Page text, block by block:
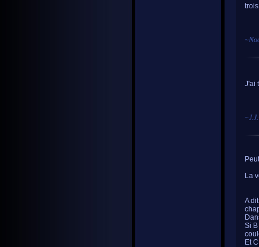
~
J'ai
~J.J.
La
A
Si
Et